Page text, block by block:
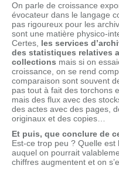
On parle de croissance
évocateur dans le langage
pas rigoureux pour les
sont une matière physico-
Certes, les services
des statistiques relatives
collections mais si on
croissance, on se rend
comparaison sont souvent
pas tout à fait des torchons
mais des flux avec des
des actes avec des pages,
originaux et des copies…
Et puis, que conclure de
Est-ce trop peu ? Quelle
auquel on pourrait
chiffres augmentent et on